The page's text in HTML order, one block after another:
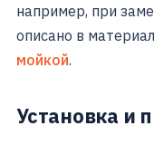
например, при
описано в
мойкой.
Установка и